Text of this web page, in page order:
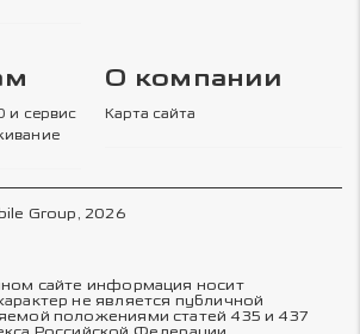
и сервис
О компании
Карта сайта
Group, 2026
сайте информация носит
не является публичной
положениями статей 435 и 437